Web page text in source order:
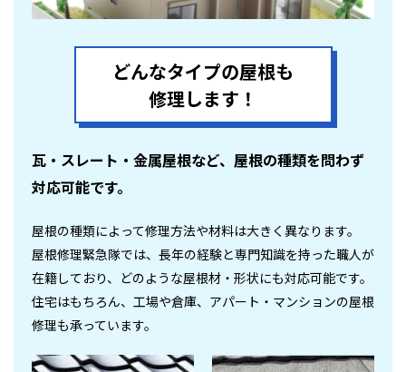
どんなタイプの屋根も
修理します！
瓦・スレート・金属屋根など、屋根の種類を問わず
対応可能です。
屋根の種類によって修理方法や材料は大きく異なります。
屋根修理緊急隊では、長年の経験と専門知識を持った職人が
在籍しており、どのような屋根材・形状にも対応可能です。
住宅はもちろん、工場や倉庫、アパート・マンションの屋根
修理も承っています。